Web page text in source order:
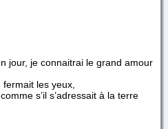
jour, je connaitrai le grand amour
les yeux,
s’il s’adressait à la terre